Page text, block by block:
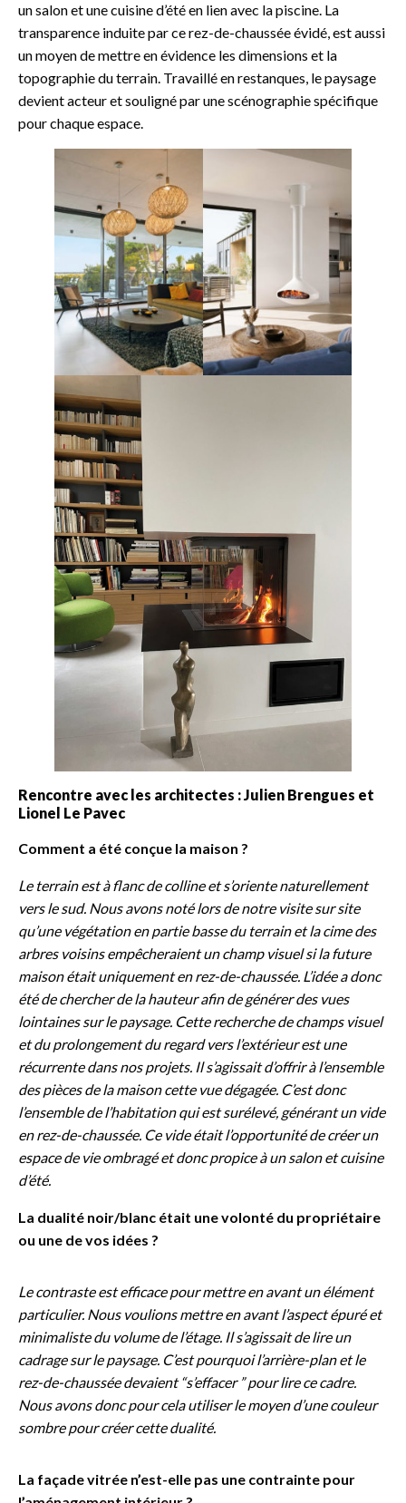
un salon et une cuisine d’été en lien avec la piscine. La
transparence induite par ce rez-de-chaussée évidé, est aussi
un moyen de mettre en évidence les dimensions et la
topographie du terrain. Travaillé en restanques, le paysage
devient acteur et souligné par une scénographie spécifique
pour chaque espace.
Rencontre avec les architectes : Julien Brengues et
Lionel Le Pavec
Comment a été conçue la maison ?
Le terrain est à flanc de colline et s’oriente naturellement
vers le sud. Nous avons noté lors de notre visite sur site
qu’une végétation en partie basse du terrain et la cime des
arbres voisins empêcheraient un champ visuel si la future
maison était uniquement en rez-de-chaussée. L’idée a donc
été de chercher de la hauteur afin de générer des vues
lointaines sur le paysage. Cette recherche de champs visuel
et du prolongement du regard vers l’extérieur est une
récurrente dans nos projets. Il s’agissait d’offrir à l’ensemble
des pièces de la maison cette vue dégagée. C’est donc
l’ensemble de l’habitation qui est surélevé, générant un vide
en rez-de-chaussée. Ce vide était l’opportunité de créer un
espace de vie ombragé et donc propice à un salon et cuisine
d’été.
La dualité noir/blanc était une volonté du propriétaire
ou une de vos idées ?
Le contraste est efficace pour mettre en avant un élément
particulier. Nous voulions mettre en avant l’aspect épuré et
minimaliste du volume de l’étage. Il s’agissait de lire un
cadrage sur le paysage. C’est pourquoi l’arrière-plan et le
rez-de-chaussée devaient “s’effacer ” pour lire ce cadre.
Nous avons donc pour cela utiliser le moyen d’une couleur
sombre pour créer cette dualité.
La façade vitrée n’est-elle pas une contrainte pour